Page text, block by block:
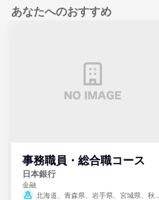
あなたへのおすすめ
事務職員・総合職コース
日本銀行
金融
北海道、青森県、岩手県、宮城県、秋田